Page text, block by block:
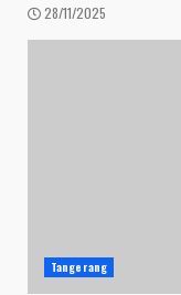
28/11/2025
Tangerang